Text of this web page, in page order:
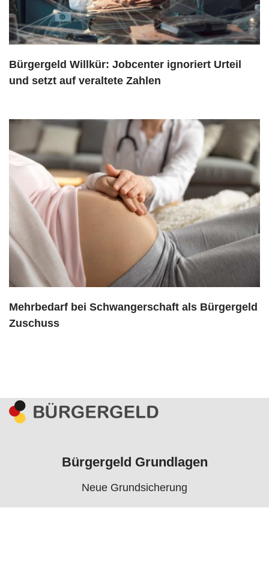
Bürgergeld Willkür: Jobcenter ignoriert Urteil
und setzt auf veraltete Zahlen
Mehrbedarf bei Schwangerschaft als Bürgergeld
Zuschuss
Bürgergeld Grundlagen
Neue Grundsicherung